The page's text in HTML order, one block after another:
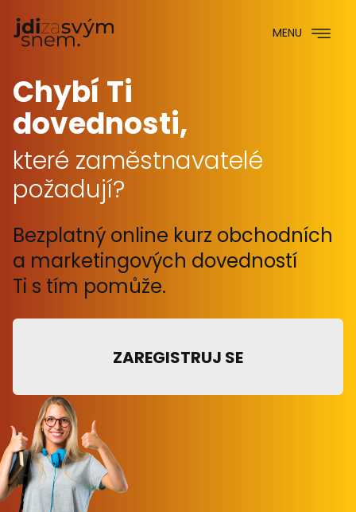
content
MENU
Zaregistruj se
Info o projektu
Chybí Ti
dovednosti,
které zaměstnavatelé
požadují?
Bezplatný online kurz obchodních
a marketingových dovedností
Ti s tím pomůže.
ZAREGISTRUJ SE